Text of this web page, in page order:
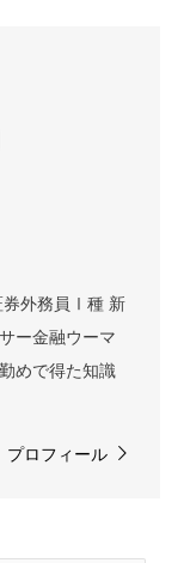
券外務員Ⅰ種 新
ー金融ウーマ
めで得た知識
プロフィール